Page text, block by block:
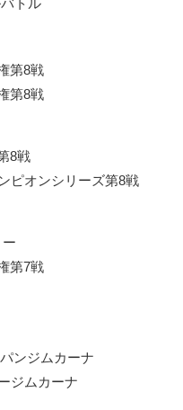
第8戦
第8戦
8戦
ピオンシリーズ第8戦
第7戦
ンジムカーナ
ジムカーナ